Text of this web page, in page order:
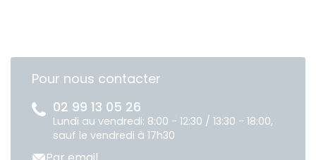
Pour nous contacter
02 99 13 05 26
Lundi au vendredi: 8:00 - 12:30 / 13:30 - 18:00,
sauf le vendredi à 17h30